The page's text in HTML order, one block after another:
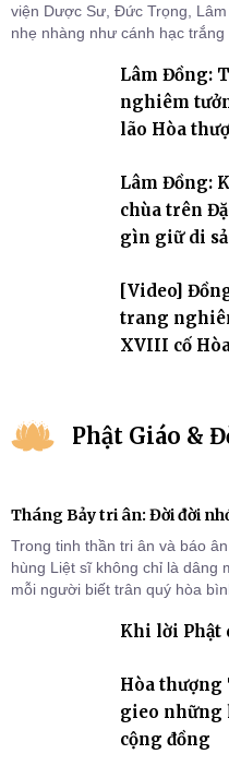
viện Dược Sư, Đức Trọng,
nhẹ nhàng như cánh hạc
Lâm Đồng:
nghiêm
lão Hòa
Lâm Đồng:
chùa trên
gìn giữ di
[Video]
trang
XVIII cố
Phật Giáo &
Tháng Bảy tri ân: Đời đời
Trong tinh thần tri ân và báo
hùng Liệt sĩ không chỉ là dâng
mỗi người biết trân quý hòa
Khi lời Phật
Hòa
gieo những
cộng đồng